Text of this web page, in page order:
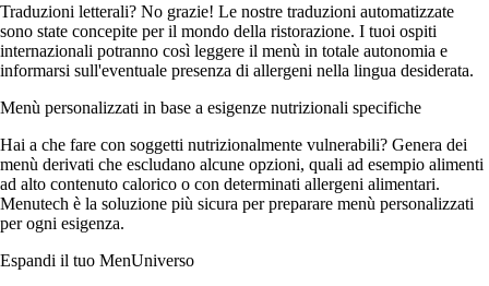
Traduzioni letterali? No grazie! Le nostre traduzioni automatizzate
sono state concepite per il mondo della ristorazione. I tuoi ospiti
internazionali potranno così leggere il menù in totale autonomia e
informarsi sull'eventuale presenza di allergeni nella lingua desiderata.
Menù personalizzati in base a esigenze nutrizionali specifiche
Hai a che fare con soggetti nutrizionalmente vulnerabili? Genera dei
menù derivati che escludano alcune opzioni, quali ad esempio alimenti
ad alto contenuto calorico o con determinati allergeni alimentari.
Menutech è la soluzione più sicura per preparare menù personalizzati
per ogni esigenza.
Espandi il tuo MenUniverso